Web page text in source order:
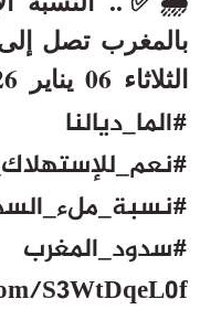
الثلاثاء 06 يناير 2026.💧🇲🇦
#الما_ديالنا
#سدود_المغرب
S3WtDqeL0f